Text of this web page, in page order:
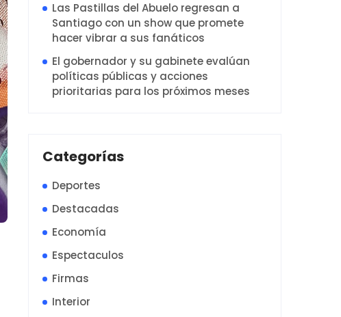
Las Pastillas del Abuelo regresan a
Santiago con un show que promete
hacer vibrar a sus fanáticos
El gobernador y su gabinete evalúan
políticas públicas y acciones
prioritarias para los próximos meses
Categorías
Deportes
Destacadas
Economía
Espectaculos
Firmas
Interior